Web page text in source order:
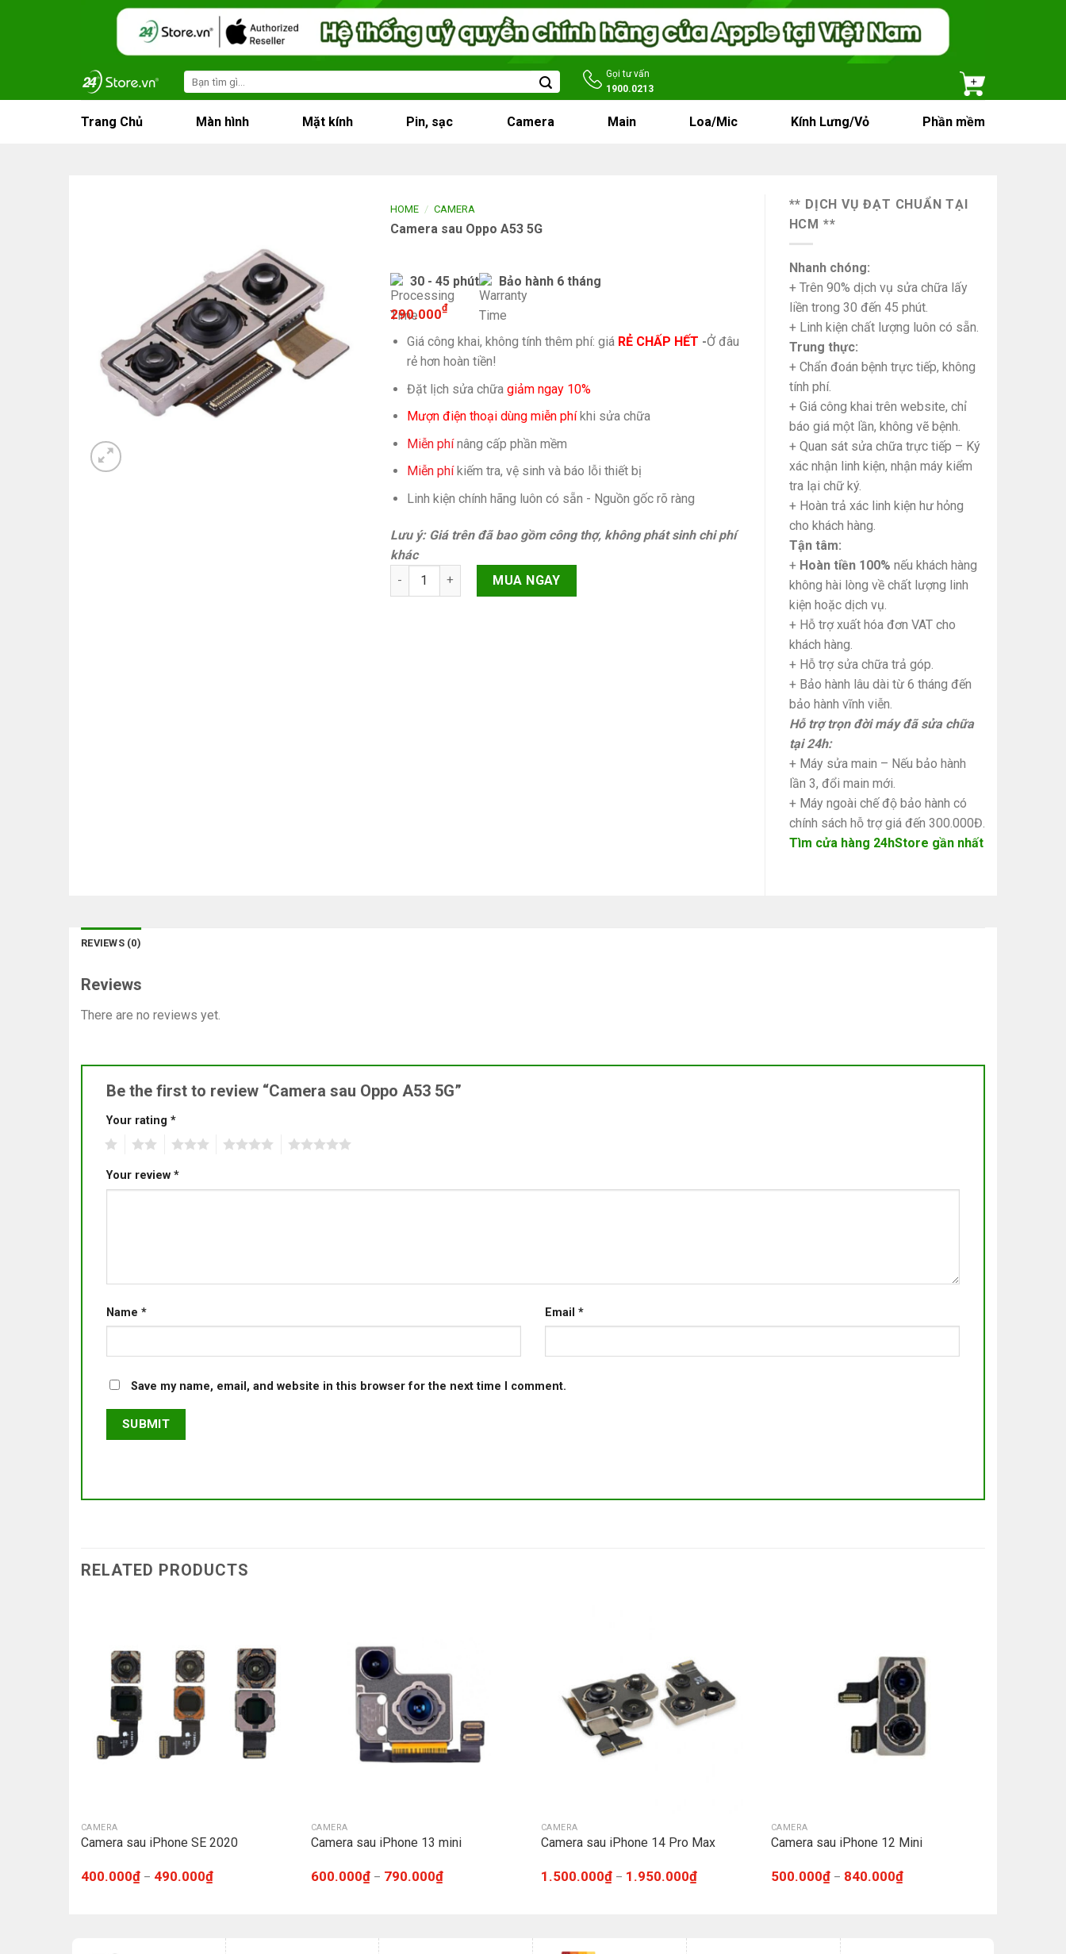
Search
for:
Gọi tư vấn
1900.0213
Trang Chủ Màn hình Mặt kính Pin, sạc Camera Main Loa/Mic Kính Lưng/Vỏ Phần mềm
HOME / CAMERA
Camera sau Oppo A53 5G
30 - 45 phút Bảo hành 6 tháng
290.000₫
Giá công khai, không tính thêm phí: giá RẺ CHẤP HẾT -Ở đâu
rẻ hơn hoàn tiền!
Đặt lịch sửa chữa giảm ngay 10%
Mượn điện thoại dùng miễn phíkhi sửa chữa
Miễn phínâng cấp phần mềm
Miễn phíkiếm tra, vệ sinh và báo lỗi thiết bị
Linh kiện chính hãng luôn có sẵn - Nguồn gốc rõ ràng
Lưu ý: Giá trên đã bao gồm công thợ, không phát sinh chi phí
khác
Camera sau Oppo A53 5G quantity
MUA NGAY
** DỊCH VỤ ĐẠT CHUẨN TẠI
HCM **
Nhanh chóng:
+ Trên 90% dịch vụ sửa chữa lấy
liền trong 30 đến 45 phút.
+ Linh kiện chất lượng luôn có sẵn.
Trung thực:
+ Chẩn đoán bệnh trực tiếp, không
tính phí.
+ Giá công khai trên website, chỉ
báo giá một lần, không vẽ bệnh.
+ Quan sát sửa chữa trực tiếp – Ký
xác nhận linh kiện, nhận máy kiểm
tra lại chữ ký.
+ Hoàn trả xác linh kiện hư hỏng
cho khách hàng.
Tận tâm:
+ Hoàn tiền 100% nếu khách hàng
không hài lòng về chất lượng linh
kiện hoặc dịch vụ.
+ Hỗ trợ xuất hóa đơn VAT cho
khách hàng.
+ Hỗ trợ sửa chữa trả góp.
+ Bảo hành lâu dài từ 6 tháng đến
bảo hành vĩnh viễn.
Hỗ trợ trọn đời máy đã sửa chữa
tại 24h:
+ Máy sửa main – Nếu bảo hành
lần 3, đổi main mới.
+ Máy ngoài chế độ bảo hành có
chính sách hỗ trợ giá đến 300.000Đ.
Tìm cửa hàng 24hStore gần nhất
REVIEWS (0)
Reviews
There are no reviews yet.
Be the first to review “Camera sau Oppo A53 5G”
Your rating *
Your review *
Name * Email *
Save my name, email, and website in this browser for the next time I comment.
RELATED PRODUCTS
CAMERA
Camera sau iPhone SE 2020
400.000₫– 490.000₫
CAMERA
Camera sau iPhone 13 mini
600.000₫– 790.000₫
CAMERA
Camera sau iPhone 14 Pro Max
1.500.000₫– 1.950.000₫
CAMERA
Camera sau iPhone 12 Mini
500.000₫– 840.000₫